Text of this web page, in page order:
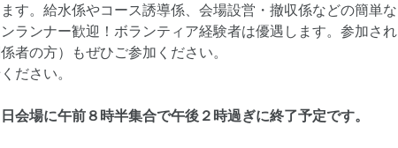
す。給水係やコース誘導係、会場設営・撤収係などの簡単な
ランナー歓迎！ボランティア経験者は優遇します。参加され
者の方）もぜひご参加ください。
ださい。
会場に午前８時半集合で午後２時過ぎに終了予定です。